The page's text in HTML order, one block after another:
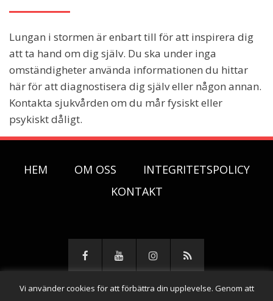
Lungan i stormen är enbart till för att inspirera dig
att ta hand om dig själv. Du ska under inga
omständigheter använda informationen du hittar
här för att diagnostisera dig själv eller någon annan.
Kontakta sjukvården om du mår fysiskt eller
psykiskt dåligt.
HEM OM OSS
INTEGRITETSPOLICY
KONTAKT
Vi använder cookies för att förbättra din upplevelse. Genom att